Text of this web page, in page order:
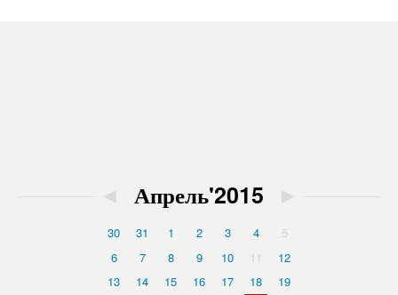
◄ Апрель'2015 ►
30 31 1 2 3 4
5
6
7 8 9 10 11
12
13
14 15 16 17 18
19